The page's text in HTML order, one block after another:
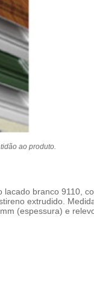
ao produto.
lacado branco 9110,
extrudido.
(espessura) e